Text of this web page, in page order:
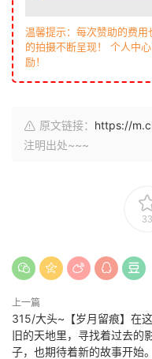
温馨提示：每次赞助的费
的拍摄不断呈现！ 个人中
励！
原文链接： https://
注明出处~~~
33
上一篇
315/大头~【岁月留痕】在
旧的天地里，寻找着过去的
子，也期待着新的故事开始。